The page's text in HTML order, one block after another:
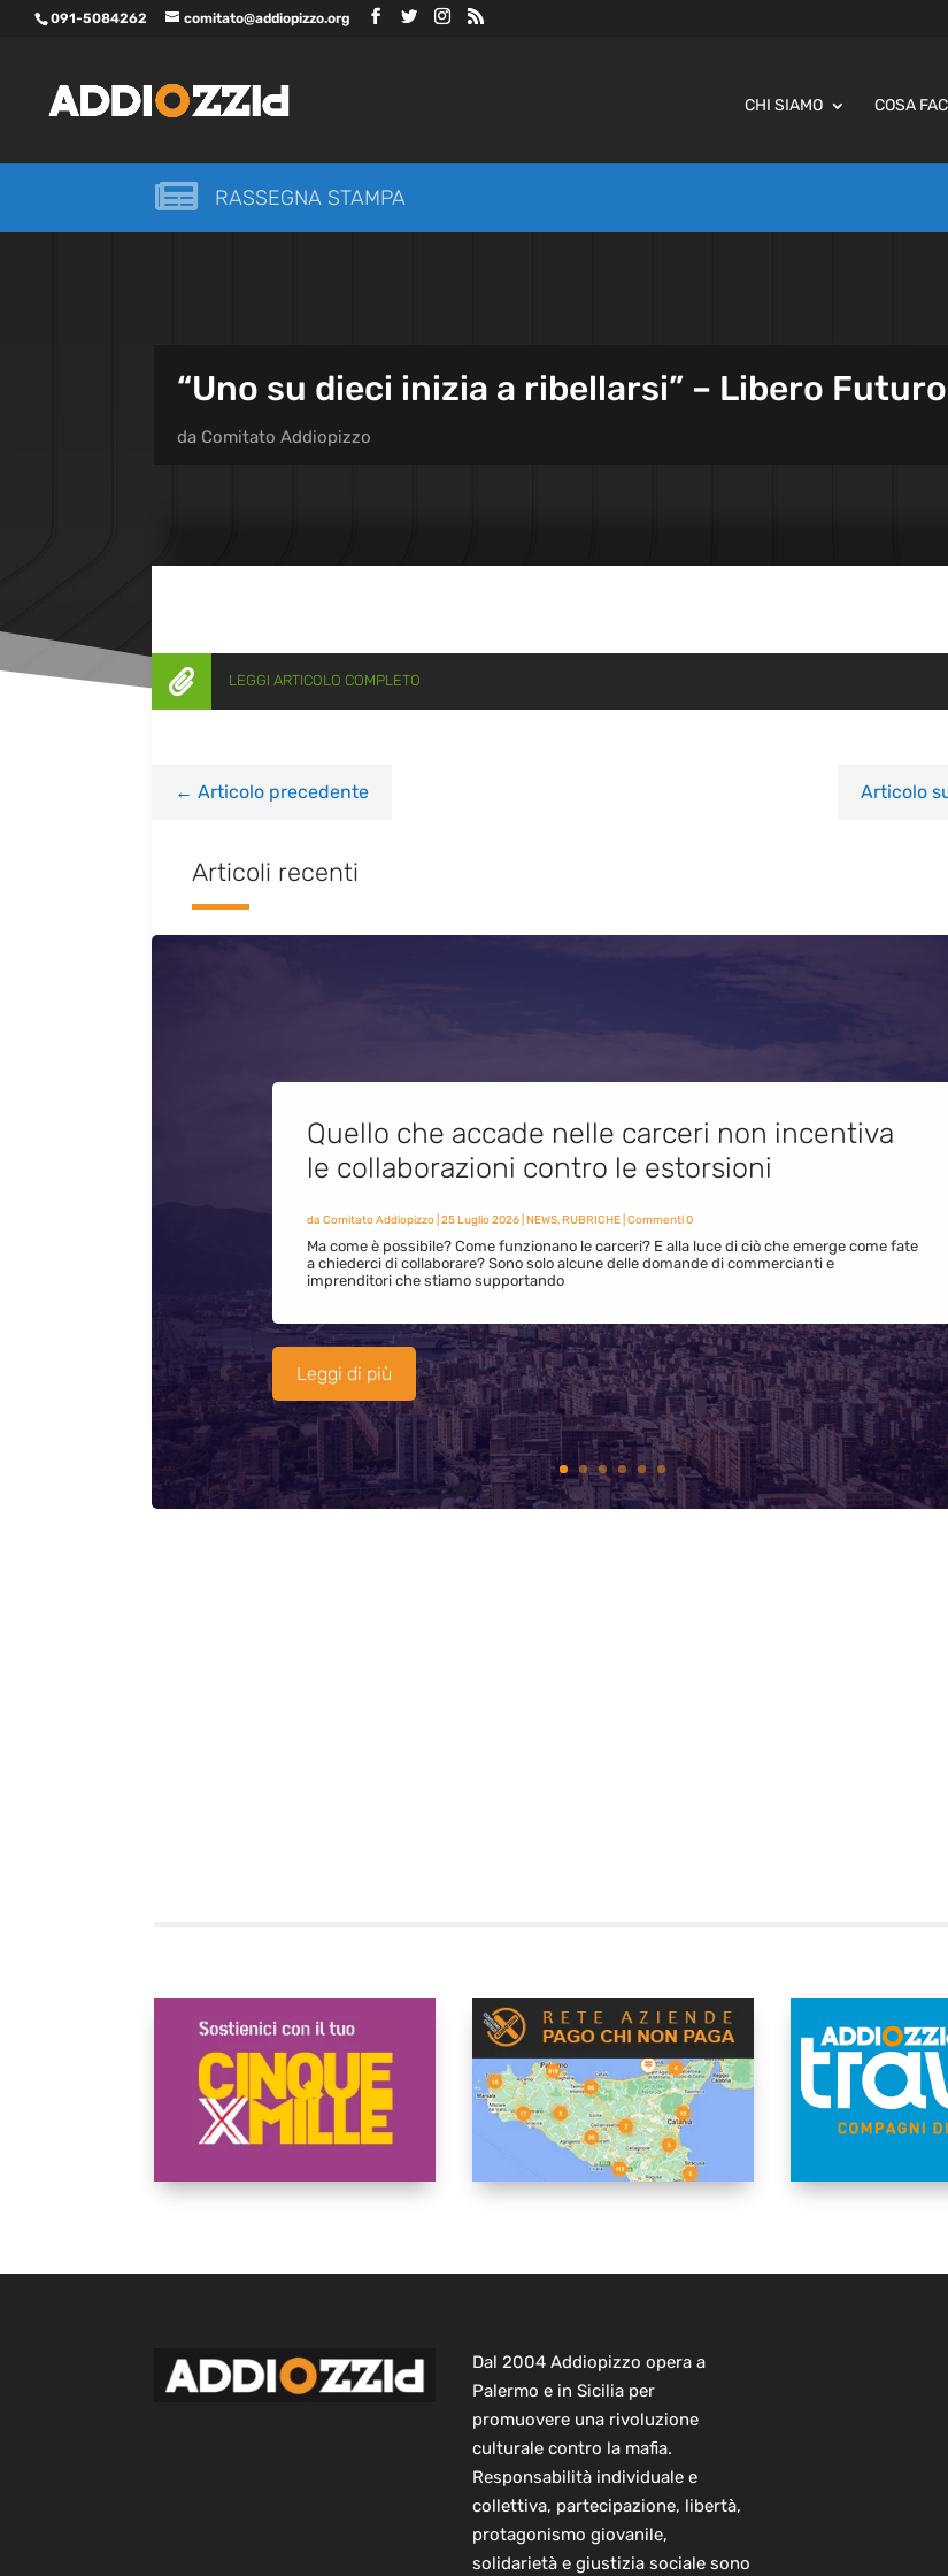
091-5084262 comitato@addiopizzo.org
CHI SIAMO COSA
 RASSEGNA STAMPA
“Uno su dieci inizia a ribellarsi” – Libero Futuro
da Comitato Addiopizzo
 LEGGI ARTICOLO COMPLETO
← Articolo precedente Articolo
Articoli recenti
Quello che accade nelle carceri non incentiva
le collaborazioni contro le estorsioni
da Comitato Addiopizzo| 25 Luglio 2026| NEWS,RUBRICHE| Commenti 0
Ma come è possibile? Come funzionano le carceri? E alla luce di ciò che emerge come fate
a chiederci di collaborare? Sono solo alcune delle domande di commercianti e
imprenditori che stiamo supportando
Leggi di più
Dal 2004 Addiopizzo opera a
Palermo e in Sicilia per
promuovere una rivoluzione
culturale contro la mafia.
Responsabilità individuale e
collettiva, partecipazione, libertà,
protagonismo giovanile,
solidarietà e giustizia sociale sono